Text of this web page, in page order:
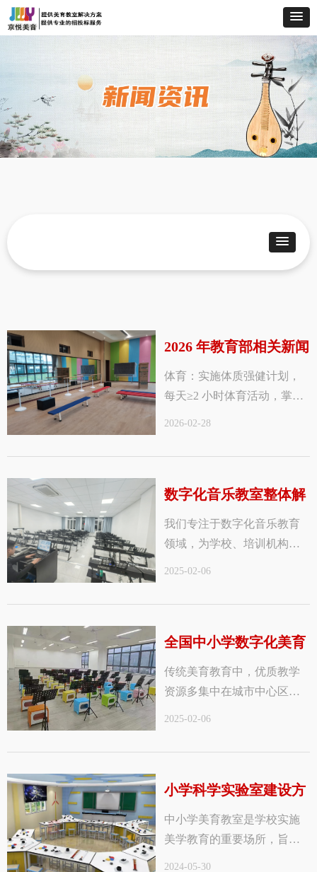
2026 年教育部相关新闻
/ 政策（2月）
体育：实施体质强健计划，
每天≥2 小时体育活动，掌握
课，掌握 1—2 项艺术专项特
2026-02-28
数字化音乐教室整体解
决方案提供商
我们专注于数字化音乐教育
领域，为学校、培训机构等
2025-02-06
全国中小学数字化美育
教育开启新征程
传统美育教育中，优质教学
资源多集中在城市中心区
差距明显。
平均每位学生可使用的乐器
2025-02-06
小学科学实验室建设方
案
中小学美育教室是学校实施
美学教育的重要场所，旨在
2024-05-30